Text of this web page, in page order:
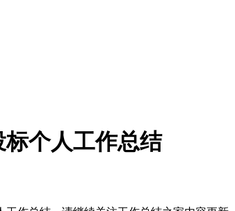
个人工作总结